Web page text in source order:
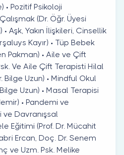
• Pozitif Psikoloji
(Dr. Öğr. Üyesi
Aşk, Yakın İlişkileri, Cinsellik
Kayır) • Tüp Bebek
Pakman) • Aile ve Çift
Ve Aile Çift Terapisti Hilal
Bilge Uzun) • Mindful Okul
Uzun) • Masal Terapisi
• Pandemi ve
ve Davranışsal
Eğitimi (Prof. Dr. Mücahit
Ercan, Doç. Dr. Senem
ve Uzm. Psk. Melike